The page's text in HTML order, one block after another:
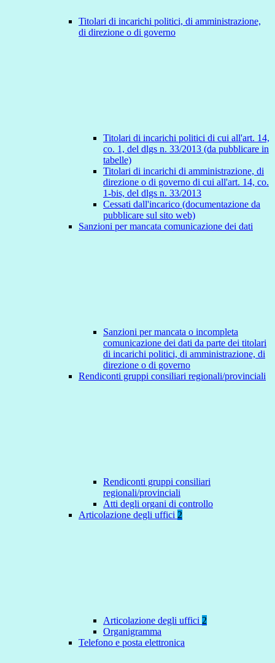
Titolari di incarichi politici, di amministrazione,
di direzione o di governo
Titolari di incarichi politici di cui all'art. 14,
co. 1, del dlgs n. 33/2013 (da pubblicare in
tabelle)
Titolari di incarichi di amministrazione, di
direzione o di governo di cui all'art. 14, co.
1-bis, del dlgs n. 33/2013
Cessati dall'incarico (documentazione da
pubblicare sul sito web)
Sanzioni per mancata comunicazione dei dati
Sanzioni per mancata o incompleta
comunicazione dei dati da parte dei titolari
di incarichi politici, di amministrazione, di
direzione o di governo
Rendiconti gruppi consiliari regionali/provinciali
Rendiconti gruppi consiliari
regionali/provinciali
Atti degli organi di controllo
Articolazione degli uffici 2
Articolazione degli uffici 2
Organigramma
Telefono e posta elettronica